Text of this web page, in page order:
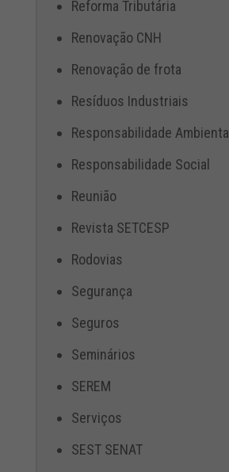
Reforma Tributária
Renovação CNH
Renovação de frota
Resíduos Industriais
Responsabilidade Ambiental
Responsabilidade Social
Reunião
Revista SETCESP
Rodovias
Segurança
Seguros
Seminários
SEREM
Serviços
SEST SENAT